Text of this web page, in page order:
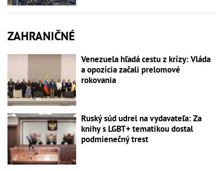
ZAHRANIČNÉ
Venezuela hľadá cestu z krízy: Vláda
a opozícia začali prelomové
rokovania
Ruský súd udrel na vydavateľa: Za
knihy s LGBT+ tematikou dostal
podmienečný trest